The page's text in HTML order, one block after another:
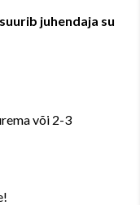
juhendaja su
või 2-3